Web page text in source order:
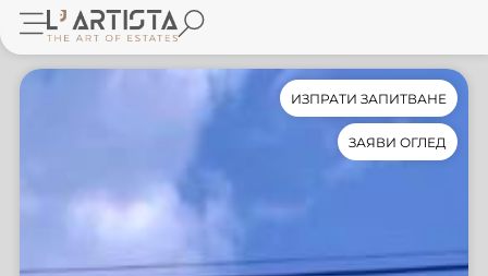
ИЗПРАТИ ЗАПИТВАНЕ
ЗАЯВИ ОГЛЕД